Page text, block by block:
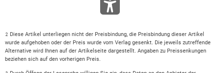
2
Diese Artikel unterliegen nicht der Preisbindung, die Preisbindung dieser Artikel
wurde aufgehoben oder der Preis wurde vom Verlag gesenkt. Die jeweils zutreffende
Alternative wird Ihnen auf der Artikelseite dargestellt. Angaben zu Preissenkungen
beziehen sich auf den vorherigen Preis.